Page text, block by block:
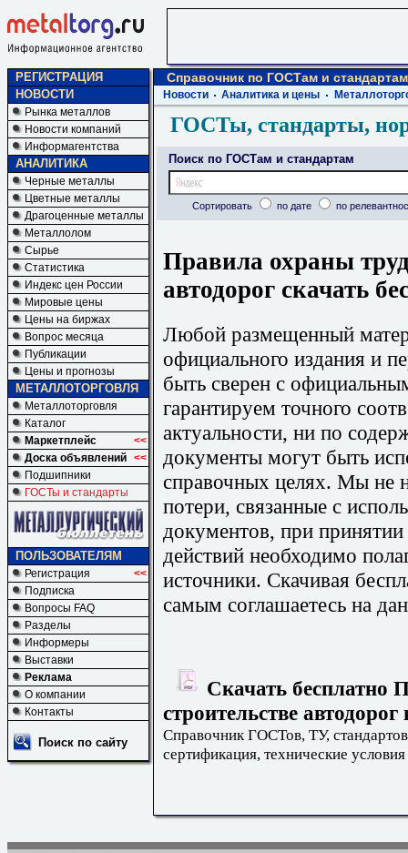
РЕГИСТРАЦИЯ
НОВОСТИ
Рынка металлов
Новости компаний
Информагентства
АНАЛИТИКА
Черные металлы
Цветные металлы
Драгоценные металлы
Металлолом
Сырье
Статистика
Индекс цен России
Мировые цены
Цены на биржах
Вопрос месяца
Публикации
Цены и прогнозы
МЕТАЛЛОТОРГОВЛЯ
Металлоторговля
Каталог
Маркетплейс
<<
Доска объявлений <<
Подшипники
ГОСТы и стандарты
ПОЛЬЗОВАТЕЛЯМ
Регистрация
<<
Подписка
Вопросы FAQ
Разделы
Информеры
Выставки
Реклама
О компании
Контакты
Поиск по сайту
Справочник по ГОСТам и стандартам
Новости Аналитика и цены
ГОСТы, стандарты,
Поиск по ГОСТам и стандартам
Сортировать по дате по
Правила охраны
автодорог скачать
Любой размещенный
официального издания и
быть сверен с
гарантируем точного
актуальности, ни по
документы могут быть
справочных целях. Мы не
потери, связанные с
документов, при
действий необходимо
источники. Скачивая
самым соглашаетесь на
Скачать бесплатно
строительстве
Справочник ГОСТов, ТУ,
сертификация, технические условия